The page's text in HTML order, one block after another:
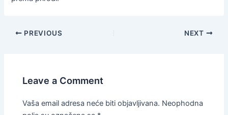
PREVIOUS NEXT
Leave a Comment
Vaša email adresa neće biti objavljivana. Neophodna